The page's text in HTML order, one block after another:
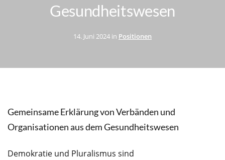
Gesundheitswesen
14. Juni 2024 in Positionen
Gemeinsame Erklärung von Verbänden und
Organisationen aus dem Gesundheitswesen
Demokratie und Pluralismus sind